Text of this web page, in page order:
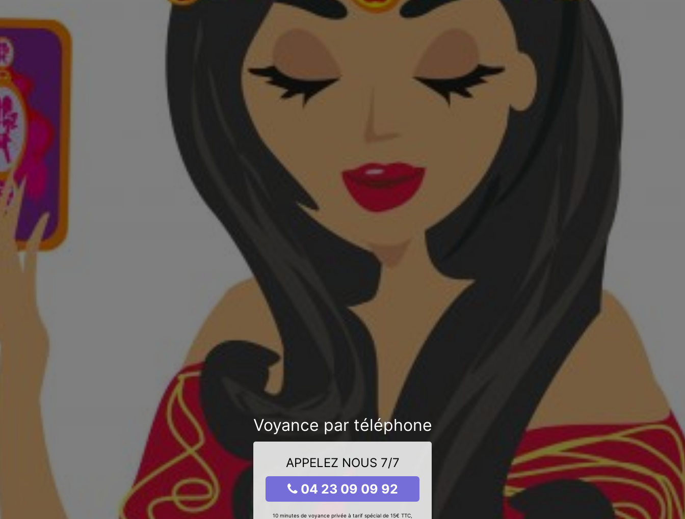
Voyance par téléphone
APPELEZ NOUS 7/7
04 23 09 09 92
10 minutes de voyance privée à tarif spécial de 15€ TTC,